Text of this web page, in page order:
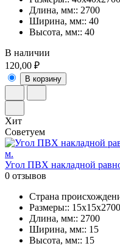
Длина, мм:: 2700
Ширина, мм:: 40
Высота, мм:: 40
В наличии
120,00 ₽
В корзину
Хит
Советуем
Угол ПВХ накладной
0 отзывов
Страна
Размеры::
Длина, мм:: 2700
Ширина, мм:: 15
Высота, мм:: 15